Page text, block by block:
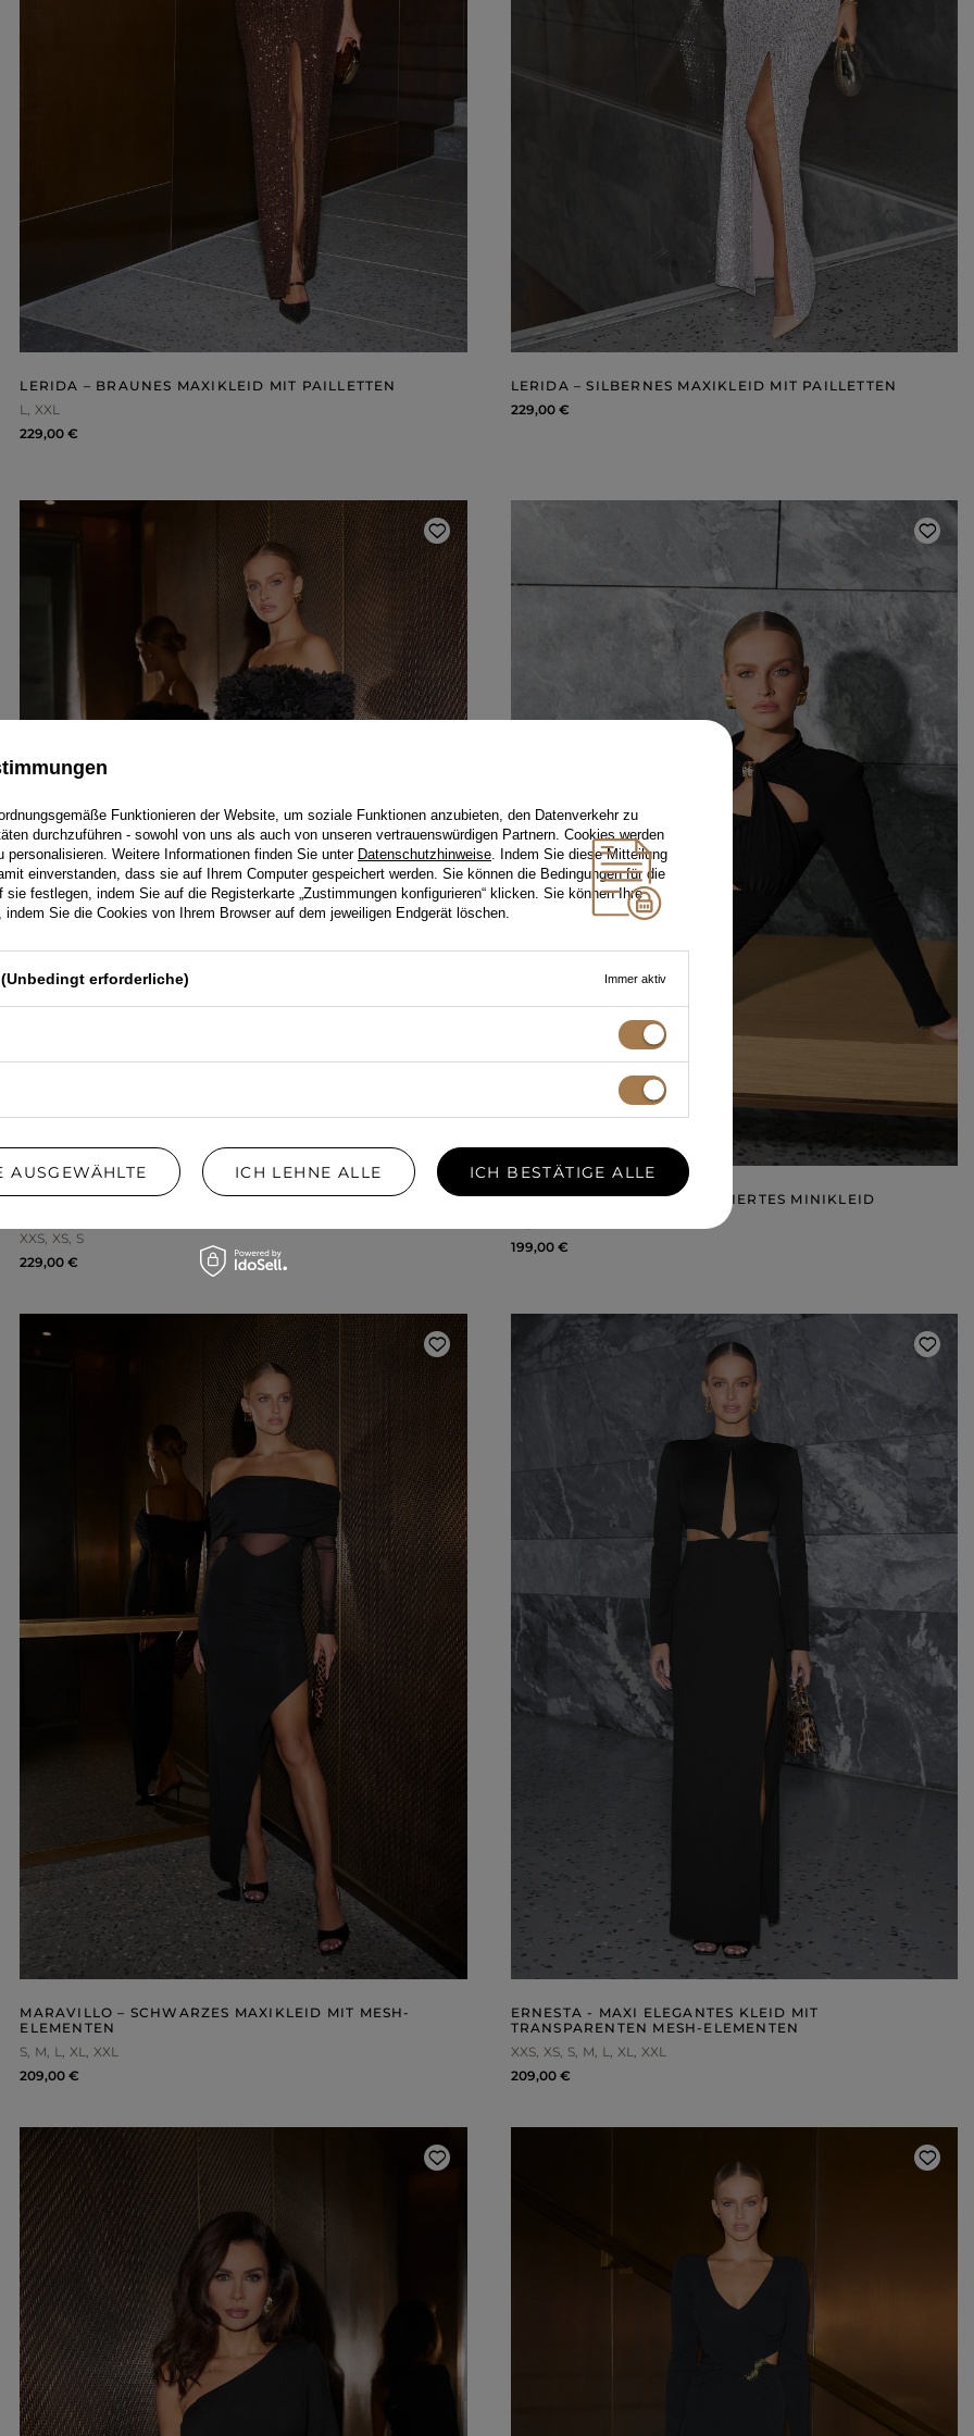
LERIDA – BRAUNES MAXIKLEID MIT PAILLETTEN
L XXL
229,00 €
LERIDA – SILBERNES MAXIKLEID MIT PAILLETTEN
229,00 €
KLAUDIA – SCHWARZES MAXIKLEID MIT
XXS XS S
229,00 €
KHLOE – SCHWARZES DRAPIERTES MINIKLEID
199,00 €
MARAVILLO – SCHWARZES MAXIKLEID MIT MESH-
ELEMENTEN
S M L XL XXL
209,00 €
ERNESTA - MAXI ELEGANTES KLEID MIT
TRANSPARENTEN MESH-ELEMENTEN
XXS XS S M L XL XXL
209,00 €
Funktionieren der Website, um soziale Funktionen anzubieten, den Datenverkehr zu
durchzuführen - sowohl von uns als auch von unseren vertrauenswürdigen Partnern. Cookies werden
personalisieren. Weitere Informationen finden Sie unter Datenschutzhinweise. Indem Sie diese Mitteilung
einverstanden, dass sie auf Ihrem Computer gespeichert werden. Sie können die Bedingungen für die
sie festlegen, indem Sie auf die Registerkarte „Zustimmungen konfigurieren“ klicken. Sie können Ihre
indem Sie die Cookies von Ihrem Browser auf dem jeweiligen Endgerät löschen.
erforderliche) Immer aktiv
AUSGEWÄHLTE ICH LEHNE ALLE ICH BESTÄTIGE ALLE